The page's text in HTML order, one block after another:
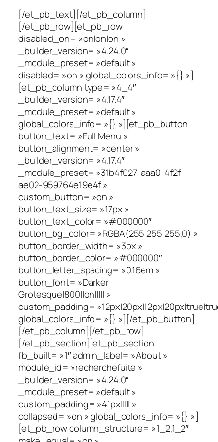
[/et_pb_text][/et_pb_column]
[/et_pb_row][et_pb_row
disabled_on= »on|on|on »
_builder_version= »4.24.0″
_module_preset= »default »
disabled= »on » global_colors_info= »{} »]
[et_pb_column type= »4_4″
_builder_version= »4.17.4″
_module_preset= »default »
global_colors_info= »{} »][et_pb_button
button_text= »Full Menu »
button_alignment= »center »
_builder_version= »4.17.4″
_module_preset= »31b4f027-aaa0-4f2f-
ae02-959764e19e4f »
custom_button= »on »
button_text_size= »17px »
button_text_color= »#000000″
button_bg_color= »RGBA(255,255,255,0) »
button_border_width= »3px »
button_border_color= »#000000″
button_letter_spacing= »0.16em »
button_font= »Darker
Grotesque|800||on||||| »
custom_padding=
global_colors_info= »{} »][/et_pb_button]
[/et_pb_column][/et_pb_row]
[/et_pb_section][et_pb_section
fb_built= »1″ admin_label= »About »
module_id= »recherchefuite »
_builder_version= »4.24.0″
_module_preset= »default »
custom_padding= »41px||||| »
collapsed= »on » global_colors_info= »{} »]
[et_pb_row column_structure= »1_2,1_2″